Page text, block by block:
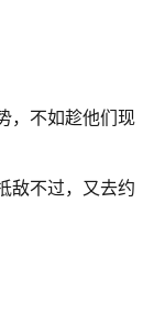
不如趁他们现
敌不过，又去约